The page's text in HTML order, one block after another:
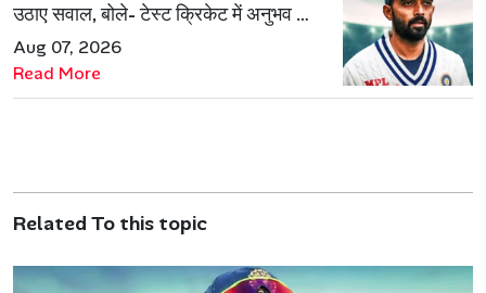
उठाए सवाल, बोले- टेस्ट क्रिकेट में अनुभव की
जरूरत हमेशा रहेगी
Aug 07, 2026
Read More
Related To this topic